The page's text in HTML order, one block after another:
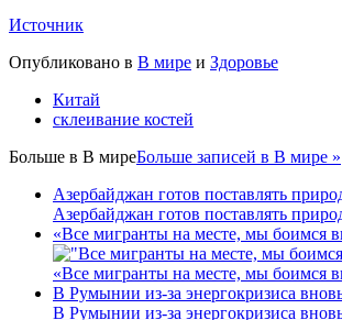
Источник
Опубликовано в В мире и Здоровье
Китай
склеивание костей
Больше в В миреБольше записей в В мире »
Азербайджан готов поставлять
Азербайджан готов поставлять
«Все мигранты на месте, мы боимся
«Все мигранты на месте, мы боимся
В Румынии из-за энергокризиса
В Румынии из-за энергокризиса